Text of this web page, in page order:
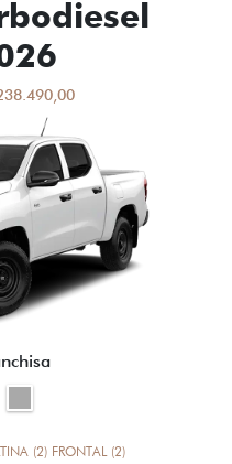
(2) FRONTAL (2)